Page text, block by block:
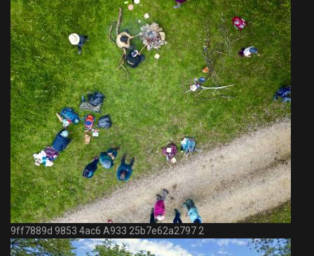
9ff7889d 9853 4ac6 A933 25b7e62a2797 2